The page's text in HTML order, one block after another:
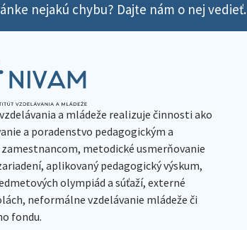
nejakú chybu? Dajte nám o nej vedieť.
a mládeže realizuje činnosti ako
a poradenstvo pedagogickým a
metodické usmerňovanie
aplikovaný pedagogický výskum,
olympiád a súťaží, externé
neformálne vzdelávanie mládeže či
fondu.